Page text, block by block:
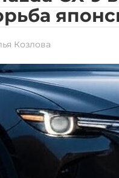
Козлова